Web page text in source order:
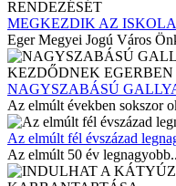
MEGKEZDIK AZ
Eger Megyei Jogú Város
NAGYSZABÁSÚ
Az elmúlt években sokszor
Az elmúlt fél évszázad
Az elmúlt 50 év